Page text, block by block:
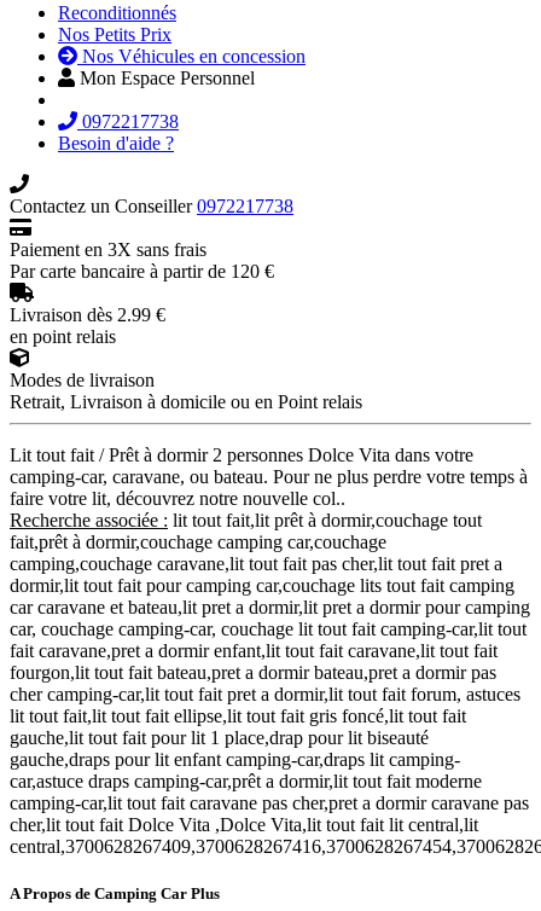
Reconditionnés
Nos Petits Prix
Nos Véhicules en concession
Mon Espace Personnel
0972217738
Besoin d'aide ?
Contactez un Conseiller0972217738
Paiement en 3X sans frais
Par carte bancaire à partir de 120 €
Livraison dès 2.99 €
en point relais
Modes de livraison
Retrait, Livraison à domicile ou en Point relais
Lit tout fait / Prêt à dormir 2 personnes Dolce Vita dans votre
camping-car, caravane, ou bateau. Pour ne plus perdre votre temps à
faire votre lit, découvrez notre nouvelle col..
Recherche associée : lit tout fait,lit prêt à dormir,couchage tout
fait,prêt à dormir,couchage camping car,couchage
camping,couchage caravane,lit tout fait pas cher,lit tout fait pret a
dormir,lit tout fait pour camping car,couchage lits tout fait camping
car caravane et bateau,lit pret a dormir,lit pret a dormir pour camping
car, couchage camping-car, couchage lit tout fait camping-car,lit tout
fait caravane,pret a dormir enfant,lit tout fait caravane,lit tout fait
fourgon,lit tout fait bateau,pret a dormir bateau,pret a dormir pas
cher camping-car,lit tout fait pret a dormir,lit tout fait forum, astuces
lit tout fait,lit tout fait ellipse,lit tout fait gris foncé,lit tout fait
gauche,lit tout fait pour lit 1 place,drap pour lit biseauté
gauche,draps pour lit enfant camping-car,draps lit camping-
car,astuce draps camping-car,prêt a dormir,lit tout fait moderne
camping-car,lit tout fait caravane pas cher,pret a dormir caravane pas
cher,lit tout fait Dolce Vita ,Dolce Vita,lit tout fait lit central,lit
A Propos de Camping Car Plus